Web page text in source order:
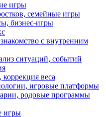
игры
семейные игры
бизнес-игры
с внутренним
ситуаций, событий
веса
игровые платформы
родовые программы
игры